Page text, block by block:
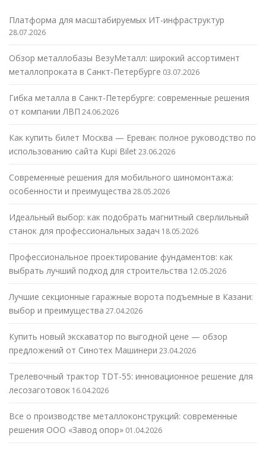
Платформа для масштабируемых ИТ-инфраструктур
28.07.2026
Обзор металлобазы ВезуМеталл: широкий ассортимент
металлопроката в Санкт-Петербурге 03.07.2026
Гибка металла в Санкт-Петербурге: современные решения
от компании ЛВП 24.06.2026
Как купить билет Москва — Ереван: полное руководство по
использованию сайта Kupi Bilet23.06.2026
Современные решения для мобильного шиномонтажа:
особенности и преимущества 28.05.2026
Идеальный выбор: как подобрать магнитный сверлильный
станок для профессиональных задач 18.05.2026
Профессиональное проектирование фундаментов: как
выбрать лучший подход для строительства 12.05.2026
Лучшие секционные гаражные ворота подъемные в Казани:
выбор и преимущества 27.04.2026
Купить новый экскаватор по выгодной цене — обзор
предложений от Синотех Машинери 23.04.2026
Трелевочный трактор TDT-55: инновационное решение для
лесозаготовок 16.04.2026
Все о производстве металлоконструкций: современные
решения ООО «Завод опор» 01.04.2026